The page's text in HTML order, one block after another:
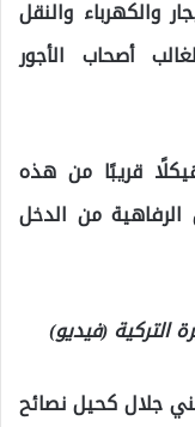
والكهرباء والنقل
أصحاب الأجور
قريبًا من هذه
من الدخل
التركية (فيديو)
جلال كحيل نصائح